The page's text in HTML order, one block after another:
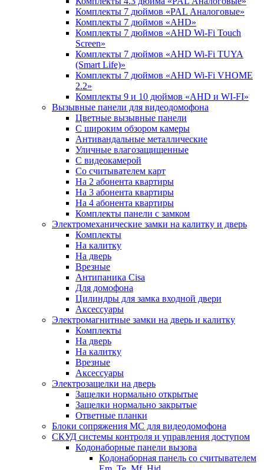
Комплекты 7 дюймов «PAL Аналоговые»
Комплекты 7 дюймов «AHD»
Комплекты 7 дюймов «AHD Wi-Fi Touch
Screen»
Комплекты 7 дюймов «AHD Wi-Fi TUYA
(Smart Life)»
Комплекты 7 дюймов «AHD Wi-Fi VHOME
2.2»
Комплекты 9 и 10 дюймов «AHD и WI-FI»
Вызывные панели для видеодомофона
Цветные вызывные панели
С широким обзором камеры
Антивандальные металлические
Уличные влагозащищенные
С видеокамерой
Со считывателем карт
На 2 абонента квартиры
На 3 абонента квартиры
На 4 абонента квартиры
Комплекты панели с замком
Электромеханические замки на калитку и дверь
Комплекты
На калитку
На дверь
Врезные
Антипаника Cisa
Для домофона
Цилиндры для замка входной двери
Аксессуары
Электромагнитные замки на дверь и калитку
Комплекты
На дверь
На калитку
Врезные
Аксессуары
Электрозащелки на дверь
Защелки нормально открытые
Защелки нормально закрытые
Ответные планки
Блоки сопряжения МС для видеодомофона
СКУД системы контроля и управления доступом
Кодонаборные панели вызова
Кодонаборная панель со считывателем